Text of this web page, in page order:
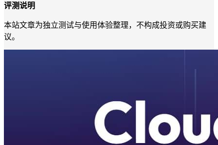
评测说明
本站文章为独立测试与使用体验整理，不构成投资或购买建
议。